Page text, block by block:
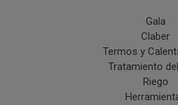
Gala
Claber
Termos y
Tratamiento
Riego